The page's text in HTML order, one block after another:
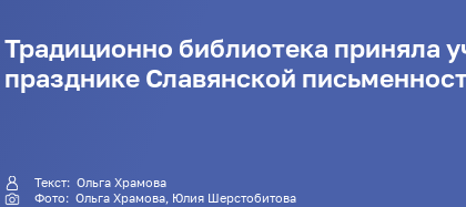
Традиционно библиотека приняла
празднике Славянской
Текст:
Ольга Храмова
Фото:
Ольга Храмова, Юлия Шерстобитова